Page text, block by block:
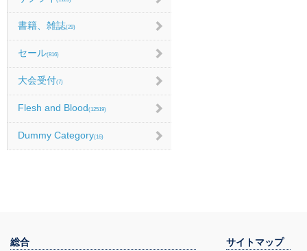
書籍、雑誌(29)
セール(816)
大会受付(7)
Flesh and Blood(12519)
Dummy Category(16)
総合
サイトマップ